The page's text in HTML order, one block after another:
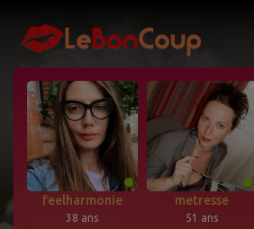
feelharmonie
38 ans
metresse
51 ans